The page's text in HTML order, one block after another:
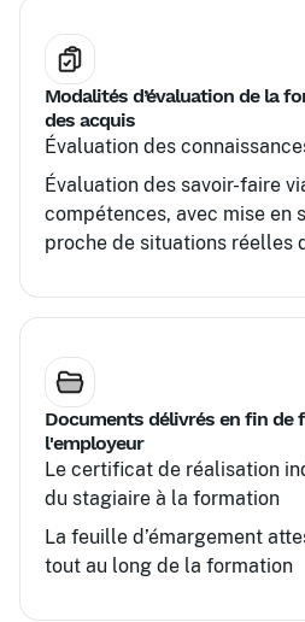
Modalités d’évaluation de la
des acquis
Évaluation des
Évaluation des savoir-faire
compétences, avec mise en
proche de situations réelles
Documents délivrés en fin de
l'employeur
Le certificat de réalisation
du stagiaire à la formation
La feuille d’émargement
tout au long de la formation